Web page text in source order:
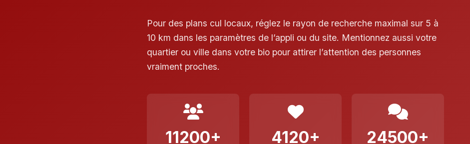
Pour des plans cul locaux, réglez le rayon de recherche maximal sur 5 à
10 km dans les paramètres de l’appli ou du site. Mentionnez aussi votre
quartier ou ville dans votre bio pour attirer l’attention des personnes
vraiment proches.
11200+ 4120+ 24500+